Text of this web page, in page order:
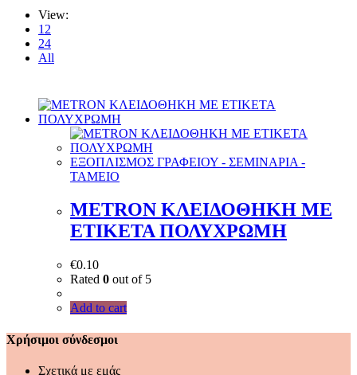
View:
12
24
All
ΕΞΟΠΛΙΣΜΟΣ ΓΡΑΦΕΙΟΥ - ΣΕΜΙΝΑΡΙΑ -
ΤΑΜΕΙΟ
METRON ΚΛΕΙΔΟΘΗΚΗ ΜΕ
ΕΤΙΚΕΤΑ ΠΟΛΥΧΡΩΜΗ
€0.10
Rated 0 out of 5
Add to cart
Χρήσιμοι σύνδεσμοι
Σχετικά με εμάς